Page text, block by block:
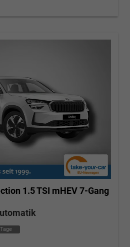
1.5 TSI mHEV 7-Gang